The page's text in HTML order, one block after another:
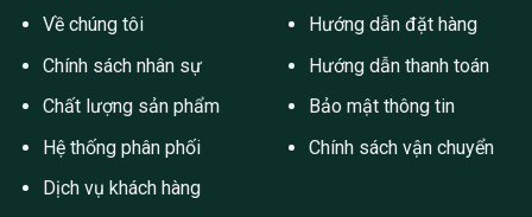
Về chúng tôi
Chính sách nhân sự
Chất lượng sản phẩm
Hệ thống phân phối
Dịch vụ khách hàng
Hướng dẫn đặt hàng
Hướng dẫn thanh toán
Bảo mật thông tin
Chính sách vận chuyển